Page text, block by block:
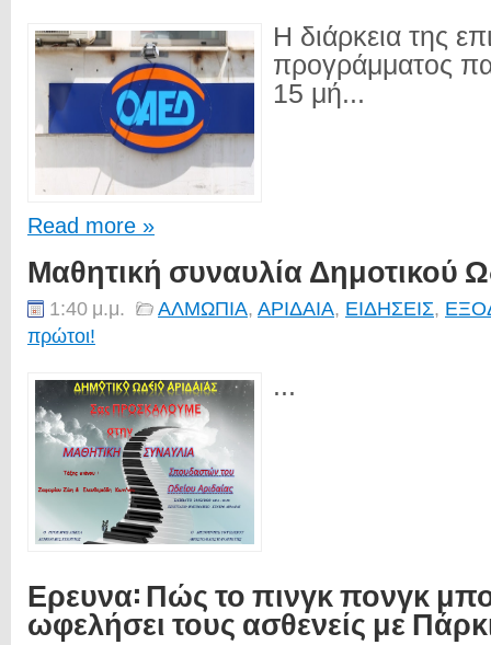
Η διάρκεια της
προγράμματος
15 μή...
Read more »
Μαθητική συναυλία Δημοτικού
1:40 μ.μ. ΑΛΜΩΠΙΑ, ΑΡΙΔΑΙΑ, ΕΙΔΗΣΕΙΣ,
πρώτοι!
...
Ερευνα: Πώς το πινγκ πονγκ
ωφελήσει τους ασθενείς με